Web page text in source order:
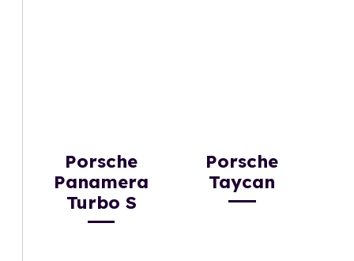
Porsche
Panamera
Turbo S
Porsche
Taycan